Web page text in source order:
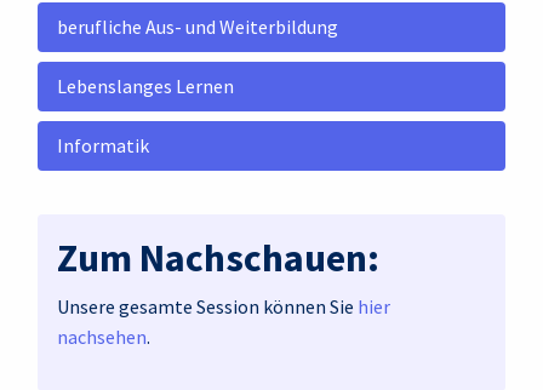
berufliche Aus- und Weiterbildung
Lebenslanges Lernen
Informatik
Zum Nachschauen:
Unsere gesamte Session können Sie hier
nachsehen.